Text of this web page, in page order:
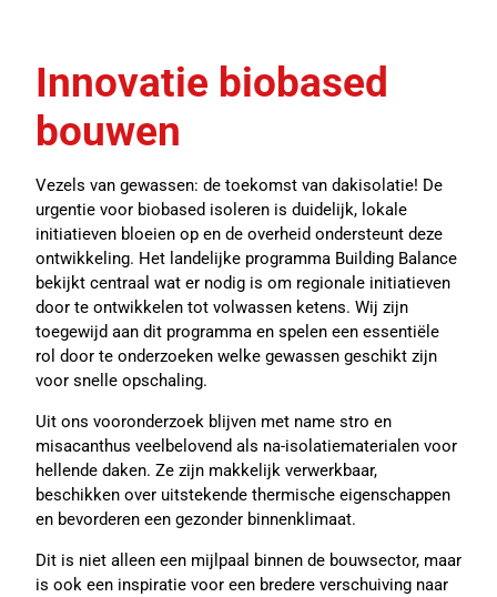
Innovatie biobased
bouwen
Vezels van gewassen: de toekomst van dakisolatie! De
urgentie voor biobased isoleren is duidelijk, lokale
initiatieven bloeien op en de overheid ondersteunt deze
ontwikkeling. Het landelijke programma Building Balance
bekijkt centraal wat er nodig is om regionale initiatieven
door te ontwikkelen tot volwassen ketens. Wij zijn
toegewijd aan dit programma en spelen een essentiële
rol door te onderzoeken welke gewassen geschikt zijn
voor snelle opschaling.
Uit ons vooronderzoek blijven met name stro en
misacanthus veelbelovend als na-isolatiematerialen voor
hellende daken. Ze zijn makkelijk verwerkbaar,
beschikken over uitstekende thermische eigenschappen
en bevorderen een gezonder binnenklimaat.
Dit is niet alleen een mijlpaal binnen de bouwsector, maar
is ook een inspiratie voor een bredere verschuiving naar